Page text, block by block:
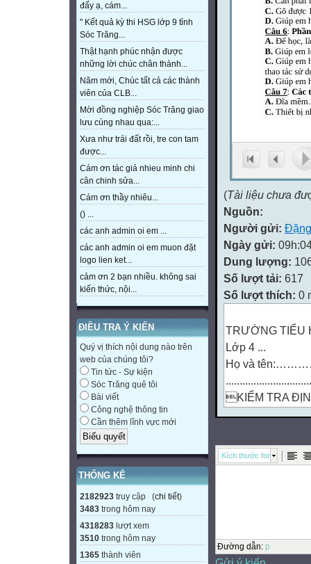
đấy ạ, cám...
" Kết quả kỳ thi HSG lớp 9 tỉnh
Sóc Trăng...
Thật hạnh phúc nhận được
những lời chúc chân thành...
Năm mới, Chúc tất cả các thành
viên của CLB...
Mời đồng nghiệp Sóc Trăng giao
lưu cùng nhau qua:...
Xưa như trái đất rồi, tre con tam
được...
Cám ơn tác giả nhieu minh chi
cân chinh sửa...
Cám ơn thầy nhiêu...
() ...
các anh admin oi em ...
các anh admin oi em muon đặt
logo lien ket...
cảm ơn 2 bạn nhiều. không sai
kiến thức, nội...
ĐIỀU TRA Ý KIẾN
Quý vị thích nội dung nào trên
web của chúng tôi?
Tin tức - Sự kiện
Sóc Trăng quê tôi
Bài viết
Công nghệ thông tin
Cần thêm lĩnh vực mới
THỐNG KÊ
2182923 truy cập (chi tiết)
3483 trong hôm nay
4318283 lượt xem
3510 trong hôm nay
1365 thành viên
(Tài liệu chưa
Nguồn:
Người gửi:
Ngày gửi:
Dung lượng:
Số lượt tải: 617
Số lượt thích: 0
TRƯỜNG TIỂU
Lớp 4 ...
Họ và
KIỂM TRA
Năm học : 2020
Thời gian: 40
Ngày tháng năm

Kích thước font
Đường dẫn: p